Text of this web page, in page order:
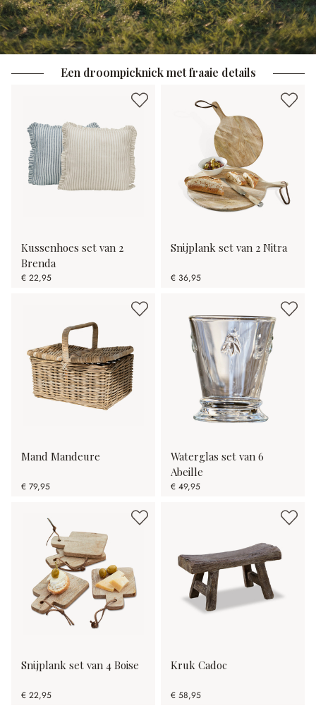
Een droompicknick met fraaie details
Kussenhoes set van 2
Brenda
€ 22,95
Snijplank set van 2 Nitra
€ 36,95
Mand Mandeure
€ 79,95
Waterglas set van 6
Abeille
€ 49,95
Snijplank set van 4 Boise
€ 22,95
Kruk Cadoc
€ 58,95